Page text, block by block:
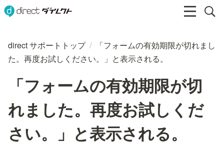
direct サポートトップ /
「フォームの有効期限が切れまし
た。再度お試しください。」と表示される。
「フォームの有効期限が切
れました。再度お試しくだ
さい。」と表示される。